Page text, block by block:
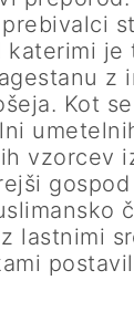
katerimi je
z
Kot
vzorcev
lastnimi